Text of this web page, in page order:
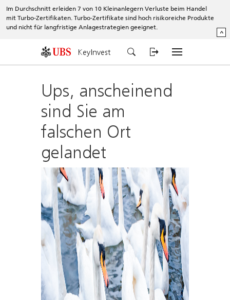
Im Durchschnitt erleiden 7 von 10 Kleinanlegern Verluste beim Handel
mit Turbo-Zertifikaten. Turbo-Zertifikate sind hoch risikoreiche Produkte
und nicht für langfristige Anlagestrategien geeignet.
^
KeyInvest
Ups, anscheinend
sind Sie am
falschen Ort
gelandet